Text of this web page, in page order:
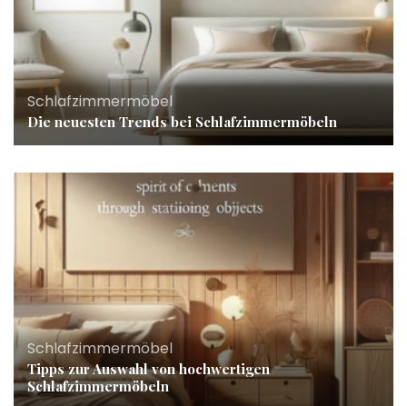
Schlafzimmermöbel
Die neuesten Trends bei Schlafzimmermöbeln
Schlafzimmermöbel
Tipps zur Auswahl von hochwertigen
Schlafzimmermöbeln